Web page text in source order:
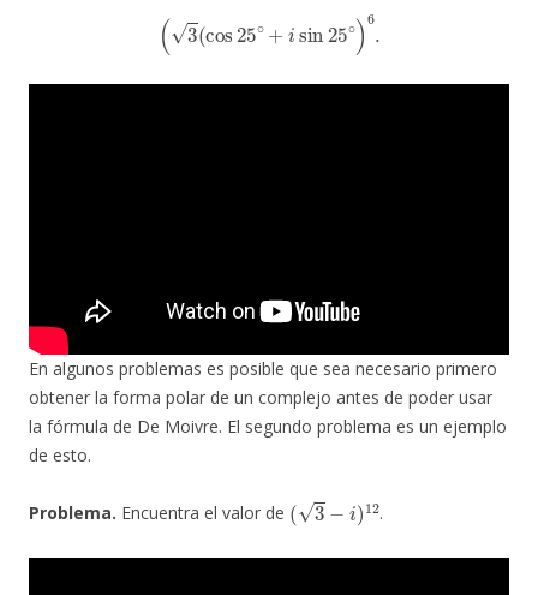
( 6 .
En algunos problemas es posible que sea necesario primero
obtener la forma polar de un complejo antes de poder usar
la fórmula de De Moivre. El segundo problema es un ejemplo
de esto.
Problema. Encuentra el valor de
(3 −i 12
.